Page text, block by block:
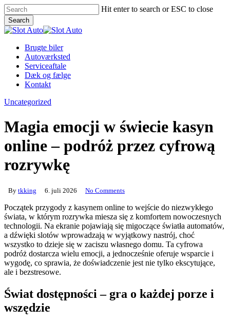
Skip
to
main
content
Hit enter to search or ESC to close
Search
Close
Menu
Brugte biler
Autoværksted
Serviceaftale
Dæk og fælge
Kontakt
Uncategorized
Magia emocji w świecie kasyn
online – podróż przez cyfrową
rozrywkę
By tkking 6. juli 2026 No Comments
Początek przygody z kasynem online to wejście do niezwykłego
świata, w którym rozrywka miesza się z komfortem nowoczesnych
technologii. Na ekranie pojawiają się migoczące światła automatów,
a dźwięki slotów wprowadzają w wyjątkowy nastrój, choć
wszystko to dzieje się w zaciszu własnego domu. Ta cyfrowa
podróż dostarcza wielu emocji, a jednocześnie oferuje wsparcie i
wygodę, co sprawia, że doświadczenie jest nie tylko ekscytujące,
ale i bezstresowe.
Świat dostępności – gra o każdej porze i
wszędzie